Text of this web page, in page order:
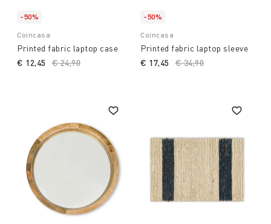
-50%
Coincasa
Printed fabric laptop case
Price reduced from
€ 24,90
€ 12,45
-50%
Coincasa
Printed fabric laptop sleeve
Price reduced from
€ 34,90
€ 17,45